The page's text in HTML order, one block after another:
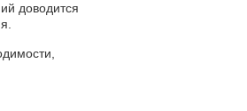
доводится